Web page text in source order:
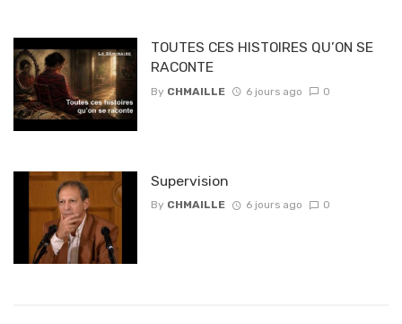
TOUTES CES HISTOIRES QU’ON SE
RACONTE
By CHMAILLE 6 jours ago 0
Supervision
By CHMAILLE 6 jours ago 0